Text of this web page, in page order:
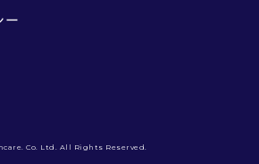
ー
Co. Ltd. All Rights Reserved.